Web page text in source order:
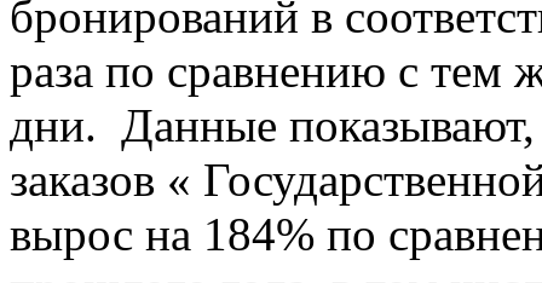
бронирований в
раза по сравнению с тем
дни. Данные
заказов «
вырос на 184% по